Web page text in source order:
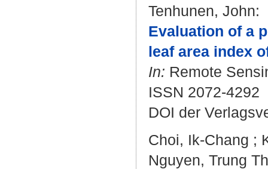
Tenhunen, John:
Evaluation of a
leaf area index
In: Remote
ISSN 2072-4292
DOI der
Choi, Ik-Chang ;
Nguyen, Trung